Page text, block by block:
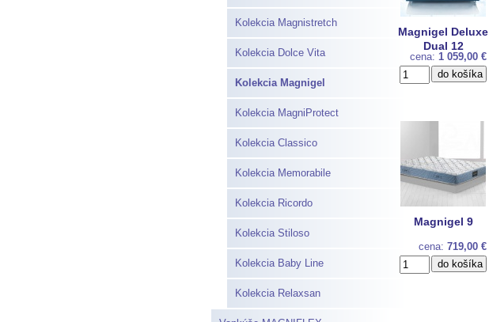
Kolekcia Magnistretch
Kolekcia Dolce Vita
Kolekcia Magnigel
Kolekcia MagniProtect
Kolekcia Classico
Kolekcia Memorabile
Kolekcia Ricordo
Kolekcia Stiloso
Kolekcia Baby Line
Kolekcia Relaxsan
Magnigel Deluxe
Dual 12
cena: 1 059,00 €
Magnigel 9
cena: 719,00 €